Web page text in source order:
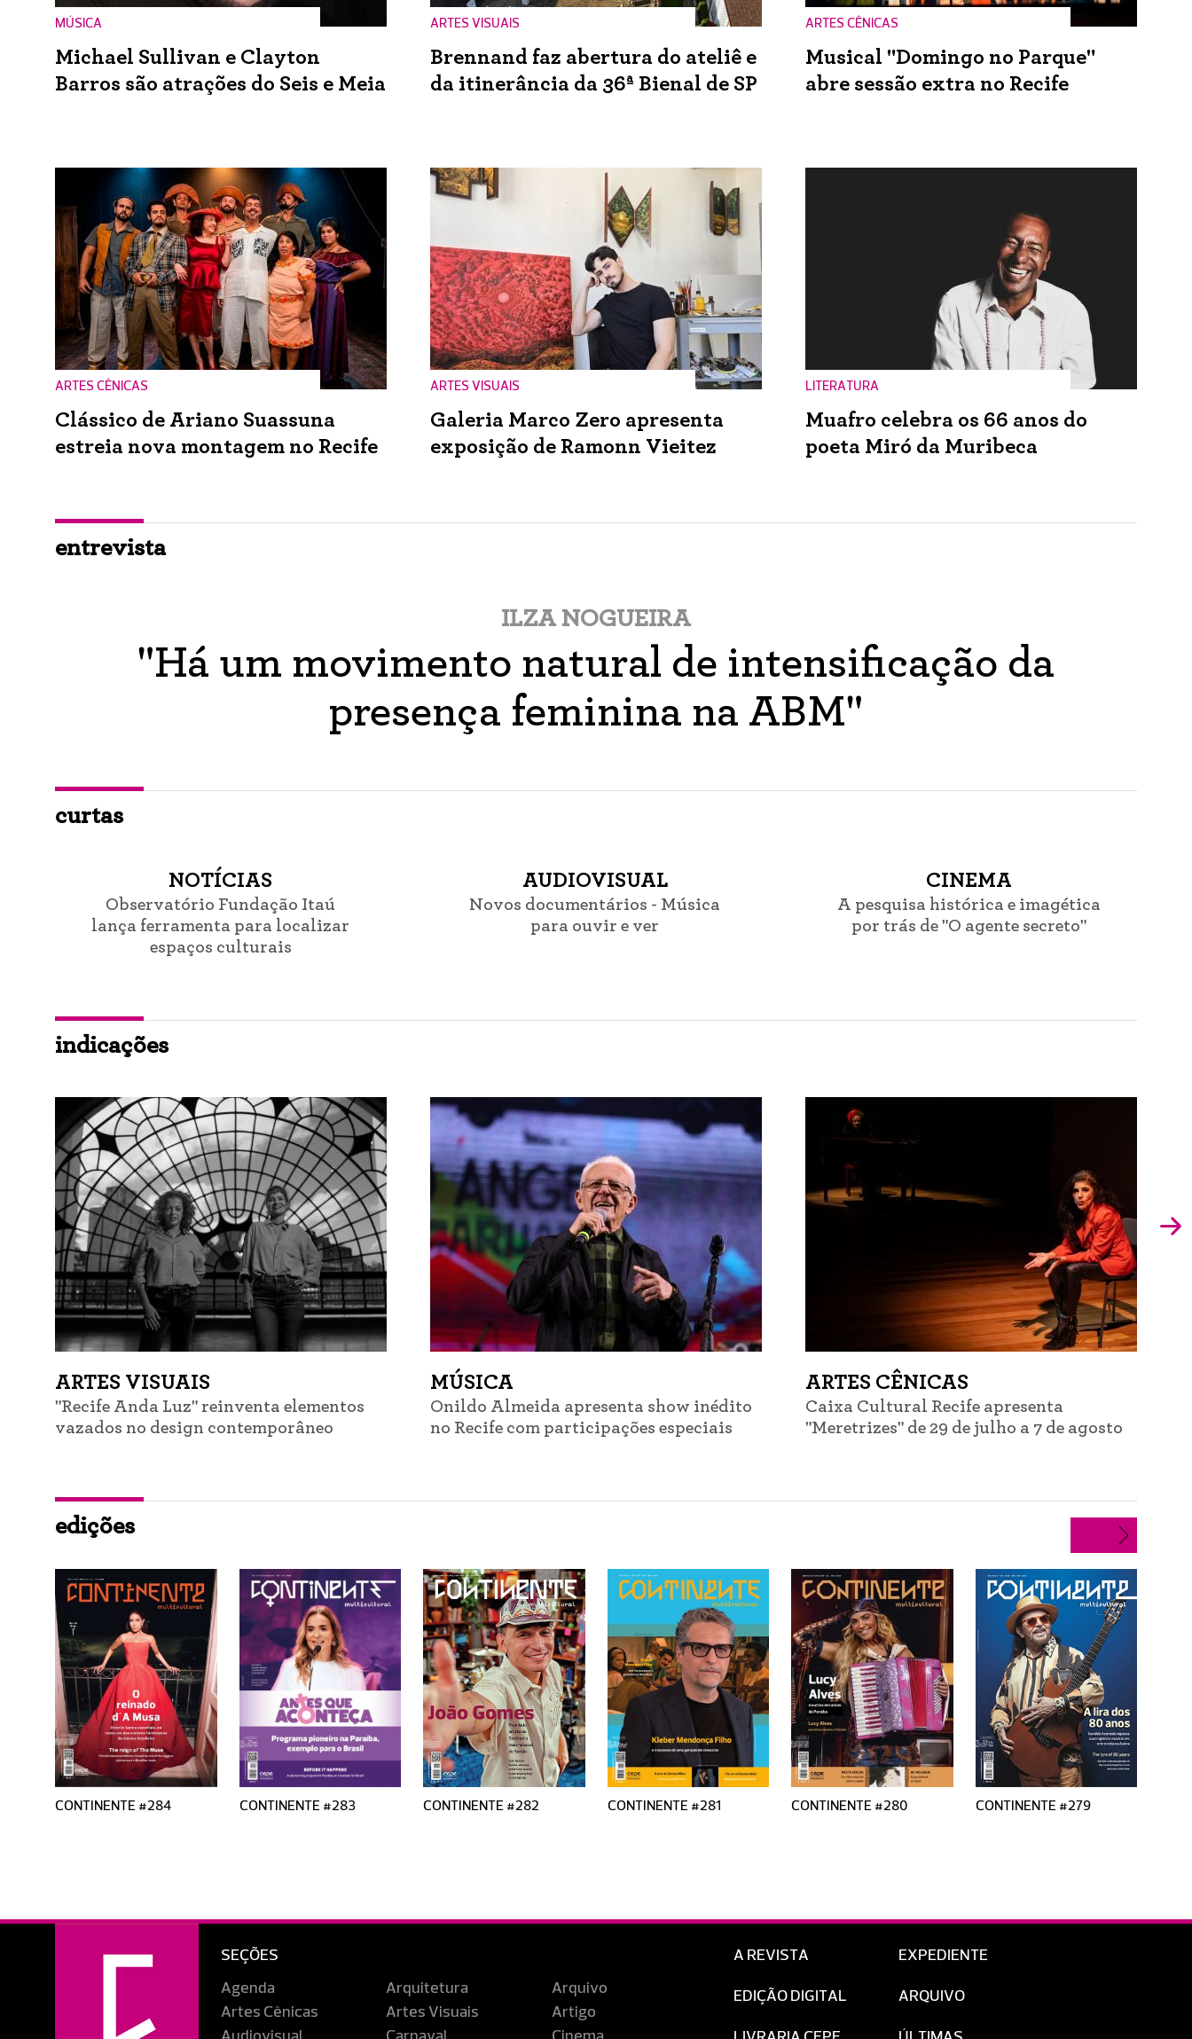
MÚSICA
Michael Sullivan e Clayton
Barros são atrações do Seis e Meia
ARTES VISUAIS
Brennand faz abertura do ateliê e
da itinerância da 36ª Bienal de SP
ARTES CÊNICAS
Musical "Domingo no Parque"
abre sessão extra no Recife
ARTES CÊNICAS
Clássico de Ariano Suassuna
estreia nova montagem no Recife
ARTES VISUAIS
Galeria Marco Zero apresenta
exposição de Ramonn Vieitez
LITERATURA
Muafro celebra os 66 anos do
poeta Miró da Muribeca
entrevista
ILZA NOGUEIRA
"Há um movimento natural de intensificação da
presença feminina na ABM"
curtas
NOTÍCIAS
Observatório Fundação Itaú
lança ferramenta para localizar
espaços culturais
AUDIOVISUAL
Novos documentários - Música
para ouvir e ver
CINEMA
A pesquisa histórica e imagética
por trás de "O agente secreto"
indicações
ARTES VISUAIS
"Recife Anda Luz" reinventa elementos
vazados no design contemporâneo
MÚSICA
Onildo Almeida apresenta show inédito
no Recife com participações especiais
ARTES CÊNICAS
Caixa Cultural Recife apresenta
"Meretrizes" de 29 de julho a 7 de agosto
edições
CONTINENTE #284 CONTINENTE #283 CONTINENTE #282 CONTINENTE #281 CONTINENTE #280 CONTINENTE #279
SEÇÕES
Agenda Arquitetura
Arquivo
Artes Cênicas
Artes Visuais
Artigo
A REVISTA
EDIÇÃO DIGITAL
EXPEDIENTE
ARQUIVO